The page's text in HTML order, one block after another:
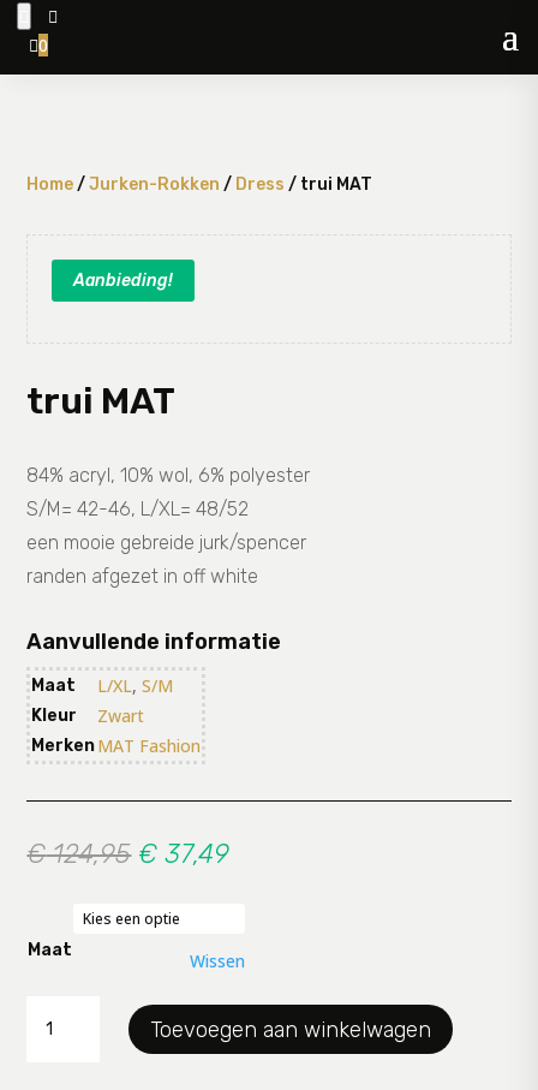

0
Home/Jurken-Rokken / Dress / trui MAT
Aanbieding!
trui MAT
84% acryl, 10% wol, 6% polyester
S/M= 42-46, L/XL= 48/52
een mooie gebreide jurk/spencer
randen afgezet in off white
Aanvullende informatie
Maat L/XL,S/M
Kleur Zwart
MerkenMAT Fashion
€124,95 Oorspronkelijke
was:
€ 124,95.
€ 37,49Huidige
Maat Wissen
MAT
Toevoegen aan winkelwagen